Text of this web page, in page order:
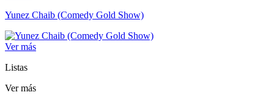
Yunez Chaib (Comedy Gold Show)
Ver más
Listas
Ver más